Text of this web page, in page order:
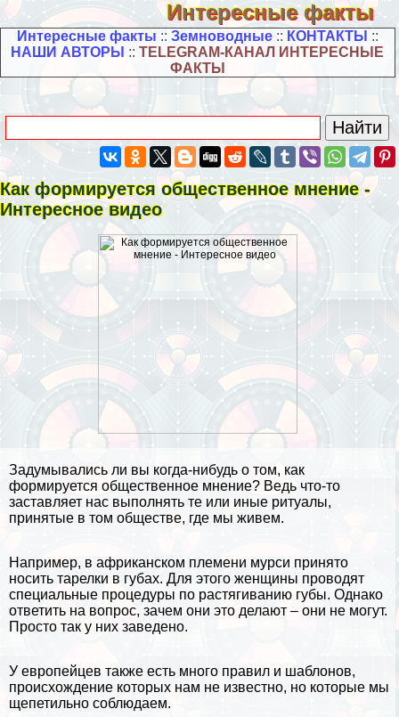
Интересные факты
Интересные факты :: Земноводные:: КОНТАКТЫ ::
НАШИ АВТОРЫ ::TELEGRAM-КАНАЛ ИНТЕРЕСНЫЕ
ФАКТЫ
Как формируется общественное мнение -
Интересное видео
Задумывались ли вы когда-нибудь о том, как
формируется общественное мнение? Ведь что-то
заставляет нас выполнять те или иные ритуалы,
принятые в том обществе, где мы живем.
Например, в африканском племени мурси принято
носить тарелки в губах. Для этого женщины проводят
специальные процедуры по растягиванию губы. Однако
ответить на вопрос, зачем они это делают – они не могут.
Просто так у них заведено.
У европейцев также есть много правил и шаблонов,
происхождение которых нам не известно, но которые мы
щепетильно соблюдаем.